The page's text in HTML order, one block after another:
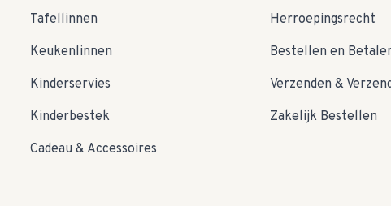
Tafellinnen
Keukenlinnen
Kinderservies
Kinderbestek
Cadeau & Accessoires
Herroepingsrecht
Bestellen en
Verzenden &
Zakelijk Bestellen